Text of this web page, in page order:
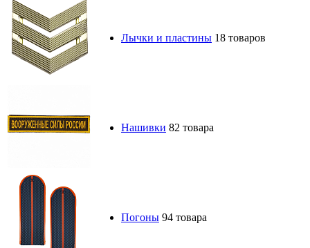
Лычки и пластины 18 товаров
Нашивки 82 товара
Погоны 94 товара